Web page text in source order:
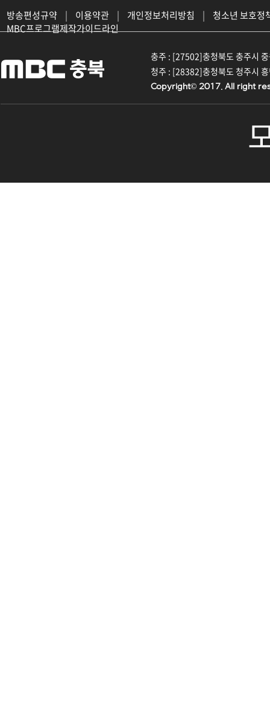
방송편성규약 | 이용약관 | 개인정보처리방침 |
청소년 보호정
MBC프로그램제작가이드라인
충주 : [27502]충청북도 충주시
청주 : [28382]충청북도 청주시
Copyright© 2017. All right